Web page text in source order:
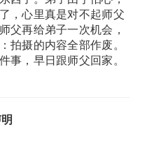
，心里真是对不起师父
父再给弟子一次机会，
拍摄的内容全部作废。
事，早日跟师父回家。